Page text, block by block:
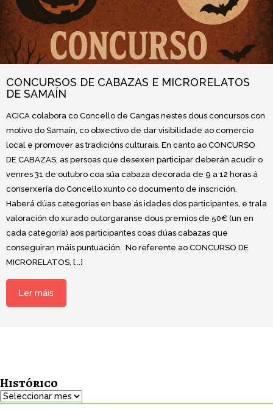
CONCURSOS DE CABAZAS E MICRORELATOS
DE SAMAÍN
ACICA colabora co Concello de Cangas nestes dous concursos con
motivo do Samaín, co obxectivo de dar visibilidade ao comercio
local e promover as tradicións culturais. En canto ao CONCURSO
DE CABAZAS, as persoas que desexen participar deberán acudir o
venres 31 de outubro coa súa cabaza decorada de 9 a 12 horas á
conserxería do Concello xunto co documento de inscrición.
Haberá dúas categorías en base ás idades dos participantes, e trala
valoración do xurado outorgaranse dous premios de 50€ (un en
cada categoría) aos participantes coas dúas cabazas que
conseguiran máis puntuación. No referente ao CONCURSO DE
MICRORELATOS, [...]
Ler máis
Histórico
Histórico